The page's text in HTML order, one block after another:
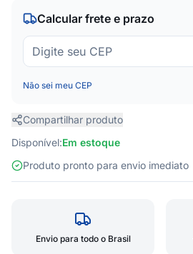
Calcular frete e prazo
Não sei meu CEP
Compartilhar produto
Disponível:Em estoque
Produto pronto para envio imediato
Envio para todo o Brasil